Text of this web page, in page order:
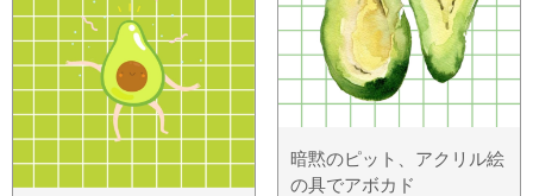
暗黙のピット、アクリル絵
の具でアボカド